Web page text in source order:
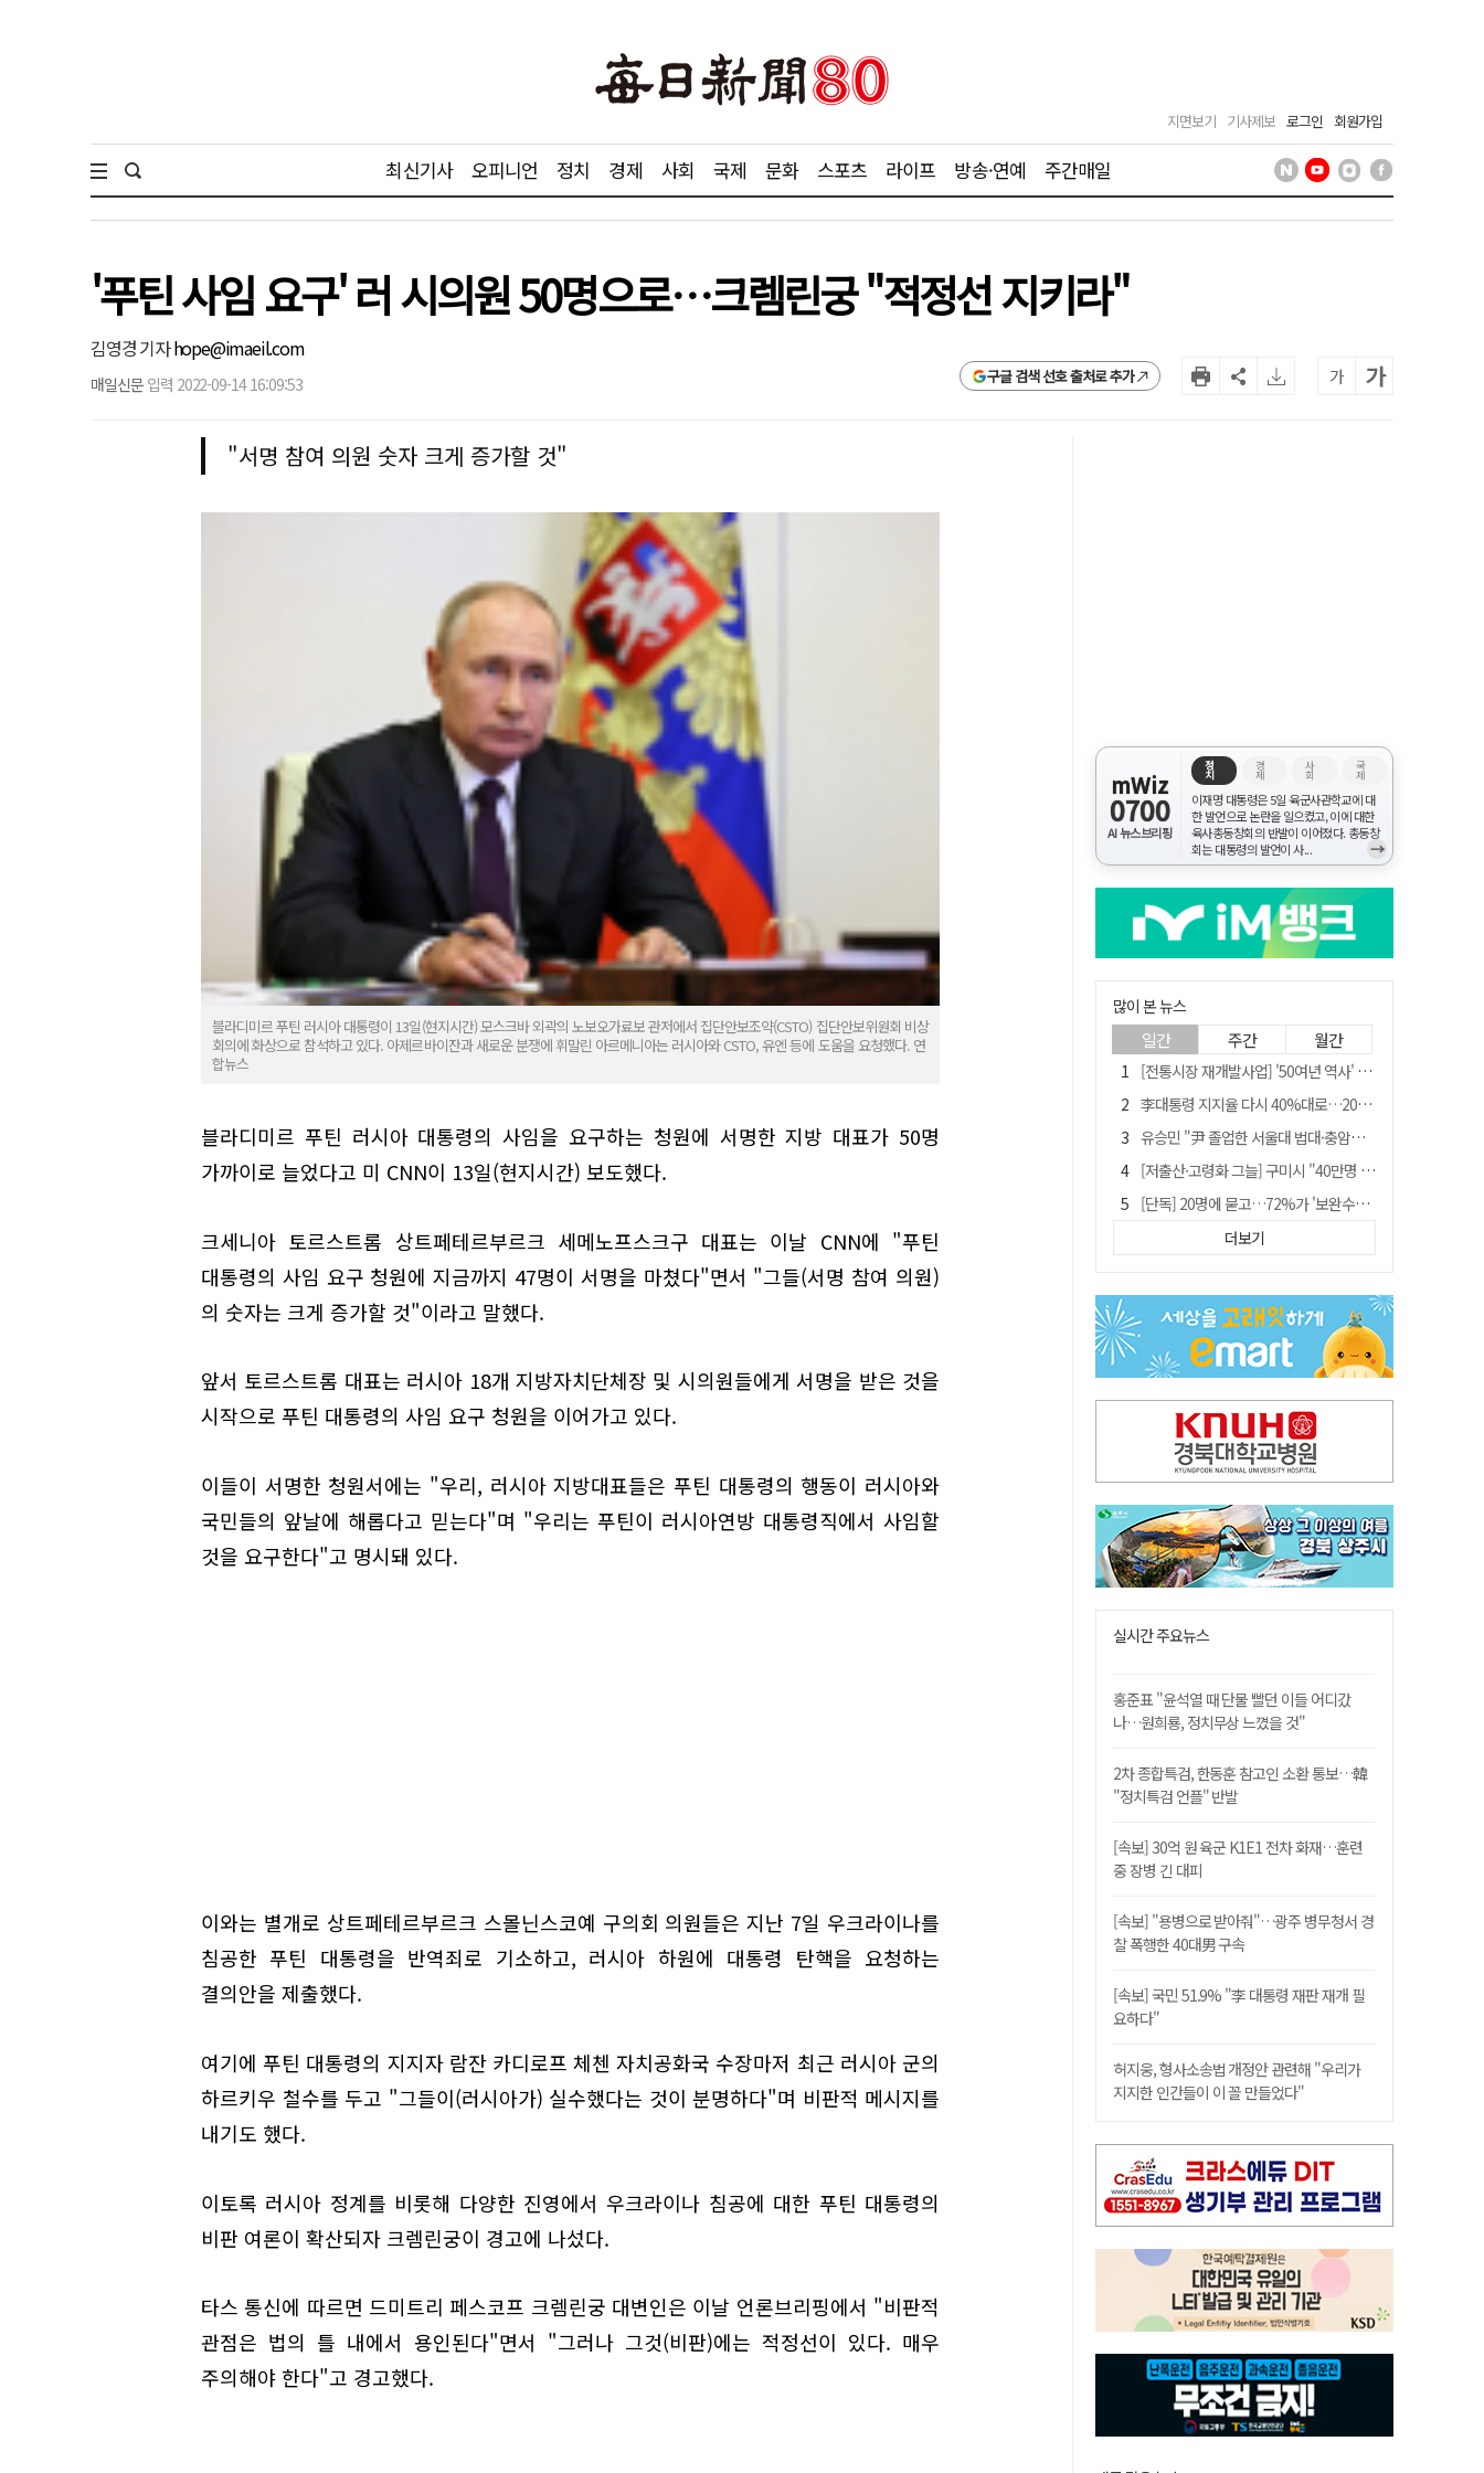
지면보기 기사제보 로그인 회원가입
최신기사 오피니언 정치 경제 사회 국제 문화 스포츠 라이프 방송·연예 주간매일
'푸틴 사임 요구' 러 시의원 50명으로…크렘린궁 "적정선 지키라"
김영경 기자hope@imaeil.com
매일신문 입력 2022-09-14 16:09:53 구글 검색 선호 출처로 추가 가 가
"서명 참여 의원 숫자 크게 증가할 것"
블라디미르 푸틴 러시아 대통령이 13일(현지시간) 모스크바 외곽의 노보오가료보 관저에서 집단안보조약(CSTO) 집단안보위원회 비상
회의에 화상으로 참석하고 있다. 아제르바이잔과 새로운 분쟁에 휘말린 아르메니아는 러시아와 CSTO, 유엔 등에 도움을 요청했다. 연
합뉴스
블라디미르 푸틴 러시아 대통령의 사임을 요구하는 청원에 서명한 지방 대표가 50명
가까이로 늘었다고 미 CNN이 13일(현지시간) 보도했다.
크세니아 토르스트롬 상트페테르부르크 세메노프스크구 대표는 이날 CNN에 "푸틴
대통령의 사임 요구 청원에 지금까지 47명이 서명을 마쳤다"면서 "그들(서명 참여 의원)
의 숫자는 크게 증가할 것"이라고 말했다.
앞서 토르스트롬 대표는 러시아 18개 지방자치단체장 및 시의원들에게 서명을 받은 것을
시작으로 푸틴 대통령의 사임 요구 청원을 이어가고 있다.
이들이 서명한 청원서에는 "우리, 러시아 지방대표들은 푸틴 대통령의 행동이 러시아와
국민들의 앞날에 해롭다고 믿는다"며 "우리는 푸틴이 러시아연방 대통령직에서 사임할
것을 요구한다"고 명시돼 있다.
이와는 별개로 상트페테르부르크 스몰닌스코예 구의회 의원들은 지난 7일 우크라이나를
침공한 푸틴 대통령을 반역죄로 기소하고, 러시아 하원에 대통령 탄핵을 요청하는
결의안을 제출했다.
여기에 푸틴 대통령의 지지자 람잔 카디로프 체첸 자치공화국 수장마저 최근 러시아 군의
하르키우 철수를 두고 "그들이(러시아가) 실수했다는 것이 분명하다"며 비판적 메시지를
내기도 했다.
이토록 러시아 정계를 비롯해 다양한 진영에서 우크라이나 침공에 대한 푸틴 대통령의
비판 여론이 확산되자 크렘린궁이 경고에 나섰다.
타스 통신에 따르면 드미트리 페스코프 크렘린궁 대변인은 이날 언론브리핑에서 "비판적
관점은 법의 틀 내에서 용인된다"면서 "그러나 그것(비판)에는 적정선이 있다. 매우
주의해야 한다"고 경고했다.
mWiz
0700
AI 뉴스브리핑
정
치
경
제
사
회
국
제
이재명 대통령은 5일 육군사관학교에 대
한 발언으로 논란을 일으켰고, 이에 대한
육사총동창회의 반발이 이어졌다. 총동창
회는 대통령의 발언이 사...
→
많이 본 뉴스
일간 주간 월간
[전통시장 재개발사업] '50여년 역사' 수성시장 자리에 25층 주상복합 들어선다
李대통령 지지율 다시 40%대로…20대는 18.8%p 급락
유승민 "尹 졸업한 서울대 법대·충암고도 없애야"…李 육사 통합 직격
[저출산·고령화 그늘] 구미시 "40만명 사수" 고령군 "3만명대 회복"
[단독] 20명에 묻고…72%가 '보완수사권 폐지'?
[전통시장 재개발사업] 신천시장 재개발, 준공 후에도 소송전
"김용민, 흑백논리로 세상 보는 듯" 검찰 내부서 지탄
[인사]경상북도
포항에 6천억원 규모 AI 데이터센터 들어선다
더보기
실시간 주요뉴스
홍준표 "윤석열 때 단물 빨던 이들 어디갔
나…원희룡, 정치무상 느꼈을 것"
2차 종합특검, 한동훈 참고인 소환 통보…韓
"정치특검 언플" 반발
[속보] 30억 원 육군 K1E1 전차 화재…훈련
중 장병 긴 대피
[속보] "용병으로 받아줘"…광주 병무청서 경
찰 폭행한 40대男 구속
[속보] 국민 51.9% "李 대통령 재판 재개 필
요하다"
허지웅, 형사소송법 개정안 관련해 "우리가
지지한 인간들이 이 꼴 만들었다"